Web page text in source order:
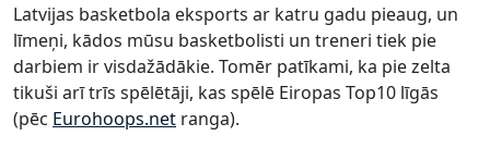
Latvijas basketbola eksports ar katru gadu pieaug, un
līmeņi, kādos mūsu basketbolisti un treneri tiek pie
darbiem ir visdažādākie. Tomēr patīkami, ka pie zelta
tikuši arī trīs spēlētāji, kas spēlē Eiropas Top10 līgās
(pēc Eurohoops.net ranga).